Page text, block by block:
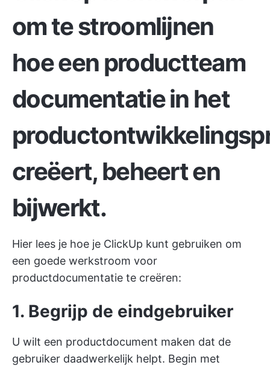
om te stroomlijnen
hoe een productteam
documentatie in het
creëert, beheert en
bijwerkt.
Hier lees je hoe je ClickUp kunt gebruiken om
een goede werkstroom voor
productdocumentatie te creëren:
1. Begrijp de eindgebruiker
U wilt een productdocument maken dat de
gebruiker daadwerkelijk helpt. Begin met